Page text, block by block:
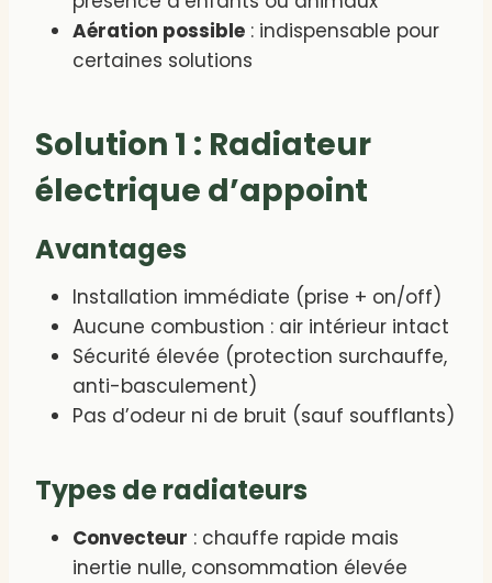
Aération possible : indispensable pour
certaines solutions
Solution 1 : Radiateur
électrique d’appoint
Avantages
Installation immédiate (prise + on/off)
Aucune combustion : air intérieur intact
Sécurité élevée (protection surchauffe,
anti-basculement)
Pas d’odeur ni de bruit (sauf soufflants)
Types de radiateurs
Convecteur : chauffe rapide mais
inertie nulle, consommation élevée